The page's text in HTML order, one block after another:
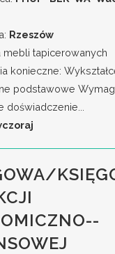
Rzeszów
mebli tapicerowanych
konieczne:
podstawowe
doświadczenie...